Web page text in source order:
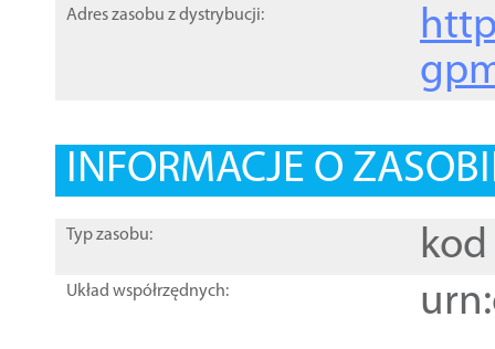
Adres zasobu z dystrybucji:
INFORMACJE O
Typ zasobu: kod
Układ współrzędnych: